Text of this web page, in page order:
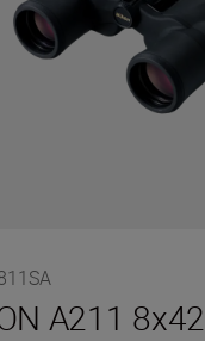
A211 8x42